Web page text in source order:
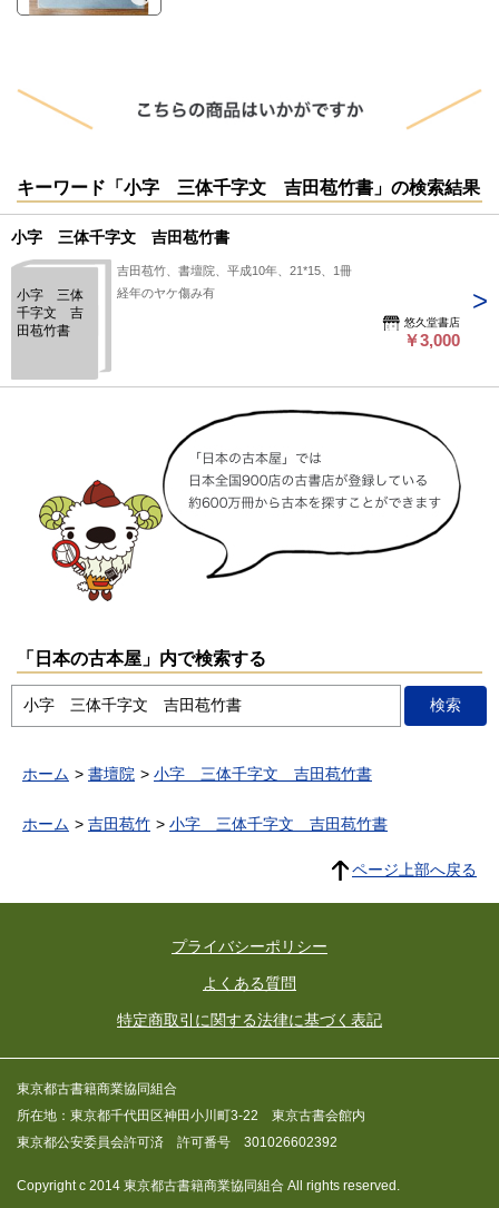
キーワード「小字 三体千字文 吉田苞竹書」の検索結果
小字 三体千字文 吉田苞竹書
小字 三体
千字文 吉
田苞竹書
吉田苞竹、書壇院、平成10年、21*15、1冊
経年のヤケ傷み有
悠久堂書店
￥3,000
「日本の古本屋」内で検索する
ホーム 書壇院 小字 三体千字文 吉田苞竹書
ホーム 吉田苞竹 小字 三体千字文 吉田苞竹書
ページ上部へ戻る
プライバシーポリシー
よくある質問
特定商取引に関する法律に基づく表記
東京都古書籍商業協同組合
所在地：東京都千代田区神田小川町3-22 東京古書会館内
東京都公安委員会許可済 許可番号 301026602392
Copyright c 2014 東京都古書籍商業協同組合 All rights reserved.